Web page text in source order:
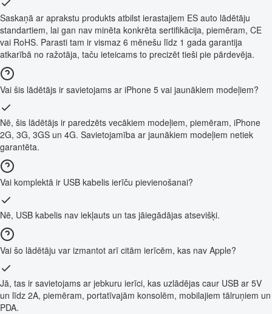
Saskaņā ar aprakstu produkts atbilst ierastajiem ES auto lādētāju
standartiem, lai gan nav minēta konkrēta sertifikācija, piemēram, CE
vai RoHS. Parasti tam ir vismaz 6 mēnešu līdz 1 gada garantija
atkarībā no ražotāja, taču ieteicams to precizēt tieši pie pārdevēja.
Vai šis lādētājs ir savietojams ar iPhone 5 vai jaunākiem modeļiem?
Nē, šis lādētājs ir paredzēts vecākiem modeļiem, piemēram, iPhone
2G, 3G, 3GS un 4G. Savietojamība ar jaunākiem modeļiem netiek
garantēta.
Vai komplektā ir USB kabelis ierīču pievienošanai?
Nē, USB kabelis nav iekļauts un tas jāiegādājas atsevišķi.
Vai šo lādētāju var izmantot arī citām ierīcēm, kas nav Apple?
Jā, tas ir savietojams ar jebkuru ierīci, kas uzlādējas caur USB ar 5V
un līdz 2A, piemēram, portatīvajām konsolēm, mobilajiem tālruņiem un
PDA.